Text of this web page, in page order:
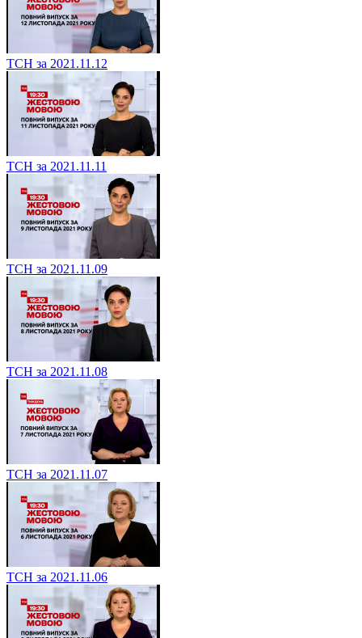
ТСН за 2021.11.12
ТСН за 2021.11.11
ТСН за 2021.11.09
ТСН за 2021.11.08
ТСН за 2021.11.07
ТСН за 2021.11.06